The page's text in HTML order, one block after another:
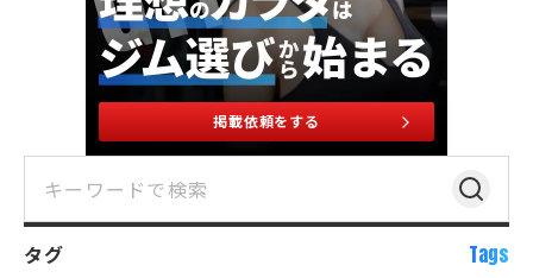
掲載依頼をする
タグ Tags